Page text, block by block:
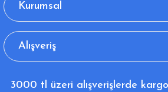
Kurumsal
Alışveriş
3000 tl üzeri alışverişlerde